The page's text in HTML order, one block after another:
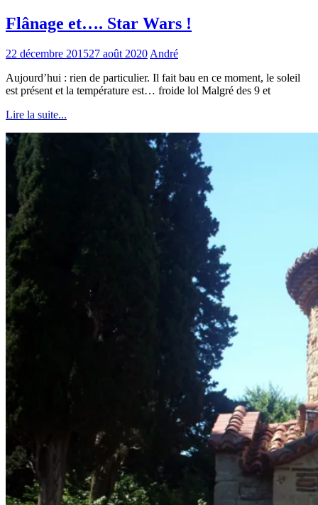
Flânage et…. Star Wars !
22 décembre 201527 août 2020 André
Aujourd’hui : rien de particulier. Il fait bau en ce moment, le soleil
est présent et la température est… froide lol Malgré des 9 et
Lire la suite...